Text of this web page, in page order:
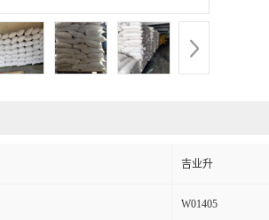
吉业升
W01405